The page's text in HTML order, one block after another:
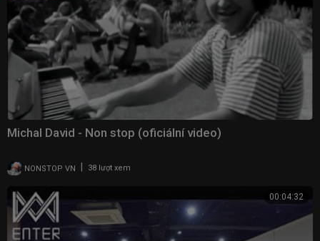
Michal David - Non stop (oficiální video)
NONSTOP VN 38 lượt xem
00:04:32